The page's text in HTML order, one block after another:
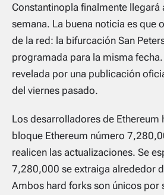
Constantinopla finalmente llegará
semana. La buena noticia es que
de la red: la bifurcación San
programada para la misma
revelada por una publicación
del viernes pasado.
Los desarrolladores de Ethereum
bloque Ethereum número
realicen las actualizaciones. Se
7,280,000 se extraiga alrededor
Ambos hard forks son únicos por